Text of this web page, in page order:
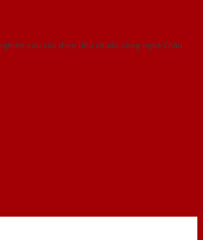
cứu cửa theo tiêu chuẩn công nghệ Châu